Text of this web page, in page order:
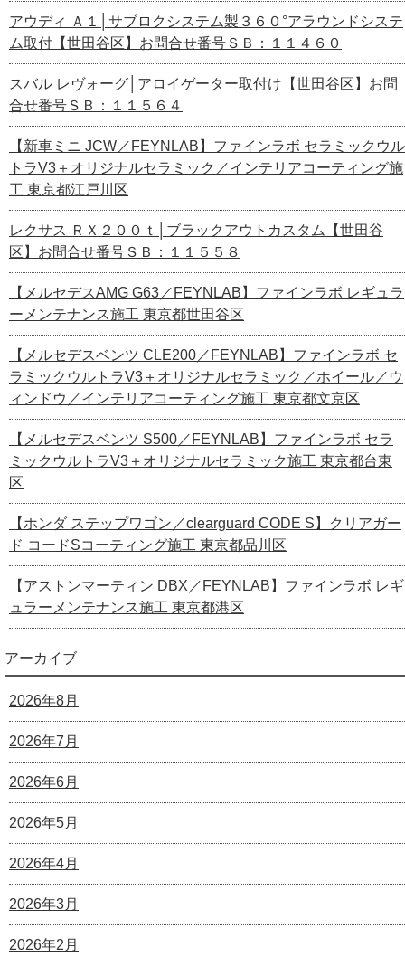
アウディ Ａ１│サブロクシステム製３６０°アラウンドシステ
ム取付【世田谷区】お問合せ番号ＳＢ：１１４６０
スバル レヴォーグ│アロイゲーター取付け【世田谷区】お問
合せ番号ＳＢ：１１５６４
【新車ミニ JCW／FEYNLAB】ファインラボ セラミックウル
トラV3＋オリジナルセラミック／インテリアコーティング施
工 東京都江戸川区
レクサス ＲＸ２００ｔ│ブラックアウトカスタム【世田谷
区】お問合せ番号ＳＢ：１１５５８
【メルセデスAMG G63／FEYNLAB】ファインラボ レギュラ
ーメンテナンス施工 東京都世田谷区
【メルセデスベンツ CLE200／FEYNLAB】ファインラボ セ
ラミックウルトラV3＋オリジナルセラミック／ホイール／ウ
ィンドウ／インテリアコーティング施工 東京都文京区
【メルセデスベンツ S500／FEYNLAB】ファインラボ セラ
ミックウルトラV3＋オリジナルセラミック施工 東京都台東
区
【ホンダ ステップワゴン／clearguard CODE S】クリアガー
ド コードSコーティング施工 東京都品川区
【アストンマーティン DBX／FEYNLAB】ファインラボ レギ
ュラーメンテナンス施工 東京都港区
アーカイブ
2026年8月
2026年7月
2026年6月
2026年5月
2026年4月
2026年3月
2026年2月